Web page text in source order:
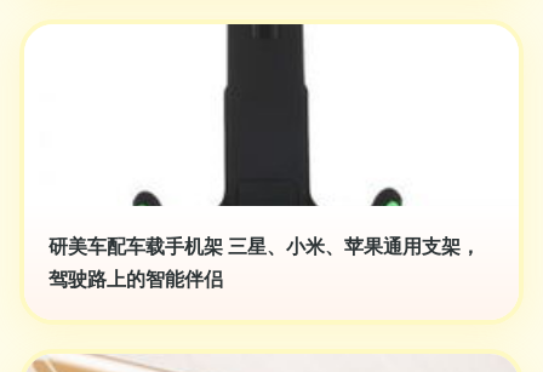
研美车配车载手机架 三星、小米、苹果通用支架，
驾驶路上的智能伴侣